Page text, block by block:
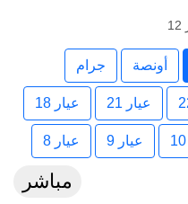
أونصة جرام
عيار 21 عيار 18
عيار 9 عيار 8
مباشر